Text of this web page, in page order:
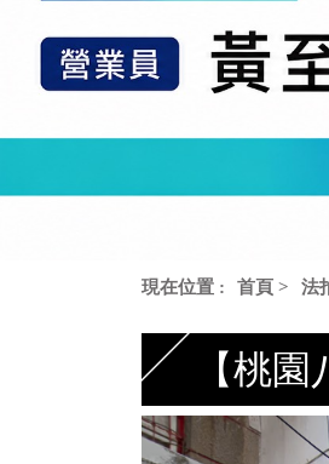
現在位置 : 首頁 > 法
【桃